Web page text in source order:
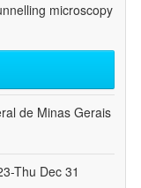
microscopy
de Minas Gerais
Thu Dec 31